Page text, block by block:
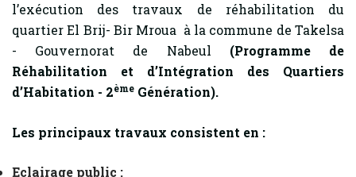
l’exécution des travaux de réhabilitation du
quartier El Brij- Bir Mroua à la commune de Takelsa
- Gouvernorat de Nabeul (Programme de
Réhabilitation et d’Intégration des Quartiers
d’Habitation - 2ème Génération).
Les principaux travaux consistent en :
Eclairage public :